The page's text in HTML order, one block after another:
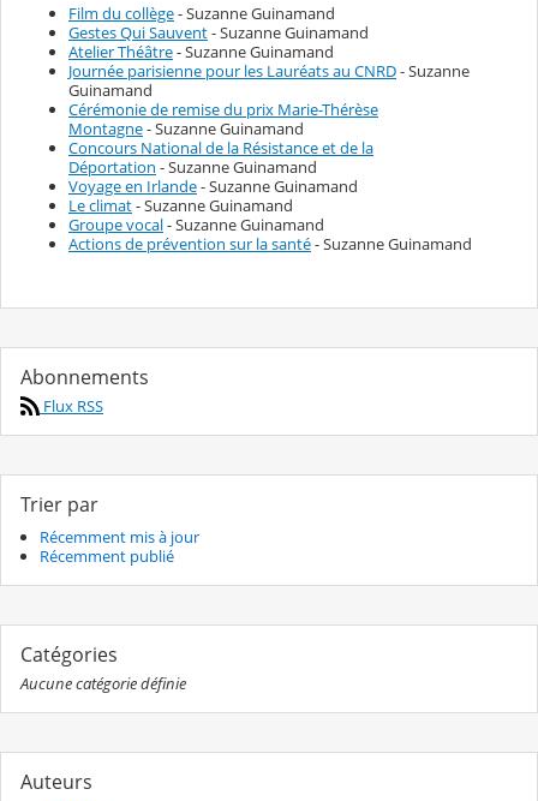
Film du collège- Suzanne Guinamand
Gestes Qui Sauvent- Suzanne Guinamand
Atelier Théâtre- Suzanne Guinamand
Journée parisienne pour les Lauréats au CNRD- Suzanne
Guinamand
Cérémonie de remise du prix Marie-Thérèse
Montagne- Suzanne Guinamand
Concours National de la Résistance et de la
Déportation - Suzanne Guinamand
Voyage en Irlande- Suzanne Guinamand
Le climat- Suzanne Guinamand
Groupe vocal- Suzanne Guinamand
Actions de prévention sur la santé- Suzanne Guinamand
Abonnements
Flux RSS
Trier par
Récemment mis à jour
Récemment publié
Catégories
Aucune catégorie définie
Auteurs